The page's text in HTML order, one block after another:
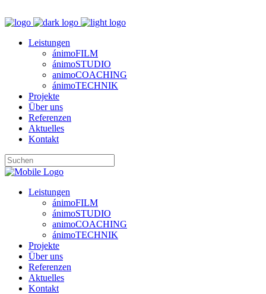
Leistungen
ánimoFILM
ánimoSTUDIO
animoCOACHING
ánimoTECHNIK
Projekte
Über uns
Referenzen
Aktuelles
Kontakt
Leistungen
ánimoFILM
ánimoSTUDIO
animoCOACHING
ánimoTECHNIK
Projekte
Über uns
Referenzen
Aktuelles
Kontakt